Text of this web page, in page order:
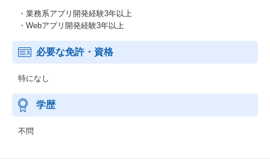
・業務系アプリ開発経験3年以上
・Webアプリ開発経験3年以上
必要な免許・資格
特になし
学歴
不問